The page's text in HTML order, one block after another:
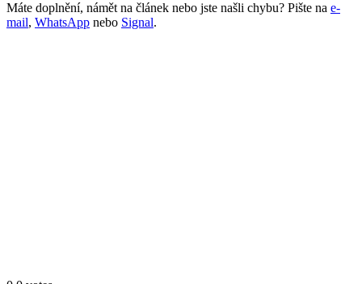
Máte doplnění, námět na článek nebo jste našli chybu? Pište na e-
mail, WhatsApp nebo Signal.